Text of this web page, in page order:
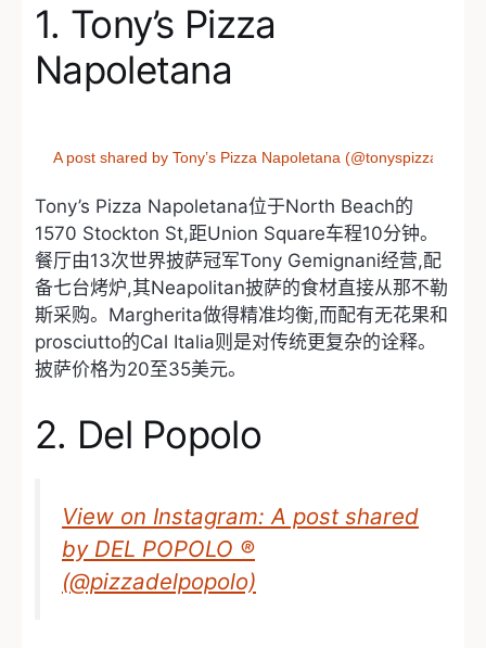
1. Tony’s Pizza
Napoletana
A post shared by Tony’s Pizza Napoletana (@tonyspizza415)
Tony’s Pizza Napoletana位于North Beach的
1570 Stockton St,距Union Square车程10分钟。
餐厅由13次世界披萨冠军Tony Gemignani经营,配
备七台烤炉,其Neapolitan披萨的食材直接从那不勒
斯采购。Margherita做得精准均衡,而配有无花果和
prosciutto的Cal Italia则是对传统更复杂的诠释。
披萨价格为20至35美元。
2. Del Popolo
View on Instagram: A post shared
by DEL POPOLO ®
(@pizzadelpopolo)